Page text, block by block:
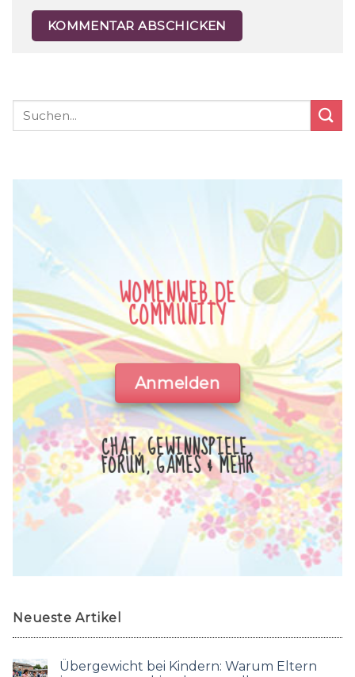
WOMENWEB.DE
COMMUNITY
Anmelden
CHAT, GEWINNSPIELE,
FORUM, GAMES & MEHR
Neueste Artikel
Übergewicht bei Kindern: Warum Eltern